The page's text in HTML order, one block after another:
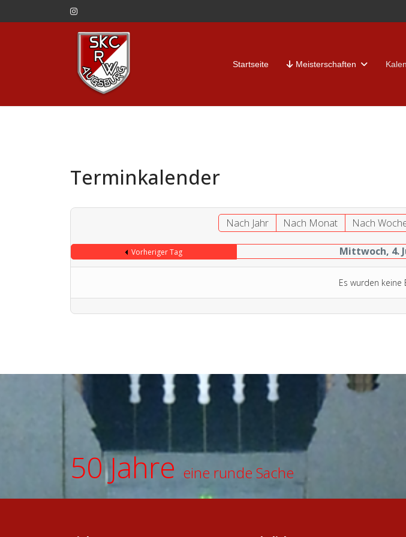
Startseite Meisterschaften
Terminkalender
Nach Jahr Nach Monat Nach
Vorheriger Tag Mittwoch, 4.
Es wurden keine
50 Jahre eine runde Sache